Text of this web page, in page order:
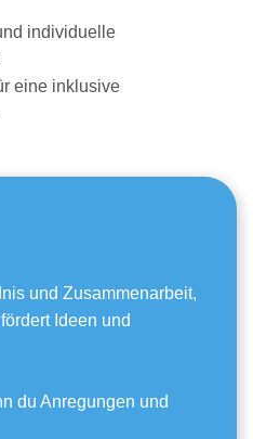
individuelle
eine inklusive
und Zusammenarbeit,
Ideen und
du Anregungen und